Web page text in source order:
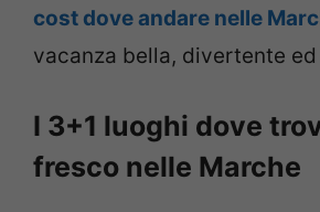
cost dove andare nelle
vacanza bella, divertente
I 3+1 luoghi dove
fresco nelle Marche